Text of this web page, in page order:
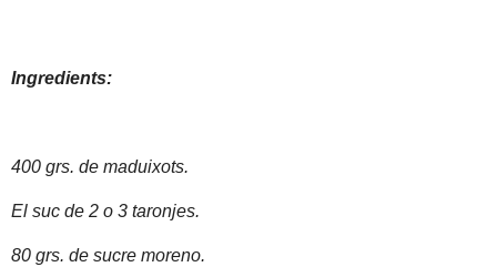
Ingredients:
400 grs. de maduixots.
El suc de 2 o 3 taronjes.
80 grs. de sucre moreno.